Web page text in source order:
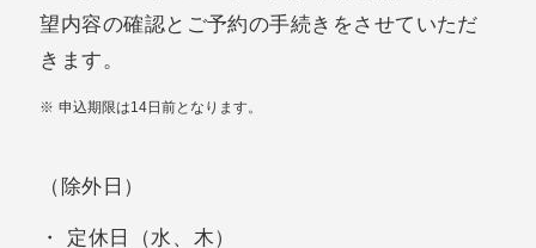
望内容の確認とご予約の手続きをさせていただ
きます。
申込期限は14日前となります。
（除外日）
定休日（水、木）